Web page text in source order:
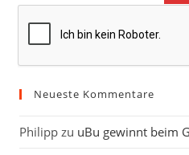
Kommentieren
ein
(optional)
Neueste Kommentare
Philipp zu uBu gewinnt beim